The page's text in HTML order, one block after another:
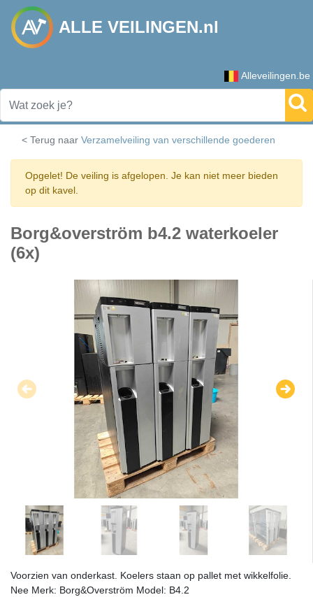
ALLE VEILINGEN.nl
Alleveilingen.be
< Terug naar Verzamelveiling van verschillende goederen
Opgelet! De veiling is afgelopen. Je kan niet meer bieden
op dit kavel.
Borg&overström b4.2 waterkoeler
(6x)
Voorzien van onderkast. Koelers staan op pallet met wikkelfolie.
Nee Merk: Borg&Overström Model: B4.2